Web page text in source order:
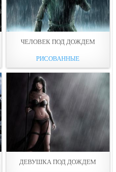
ЧЕЛОВЕК ПОД ДОЖДЕМ
РИСОВАННЫЕ
ДЕВУШКА ПОД ДОЖДЕМ